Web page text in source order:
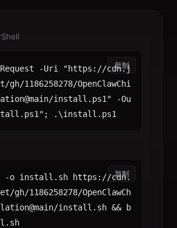
-Uri "https://cdn.j
1186258278/OpenClawChi
install.ps1" -Ou
.\install.ps1
复制
-o install.sh https://cdn.
1186258278/OpenClawCh
install.sh && b
复制